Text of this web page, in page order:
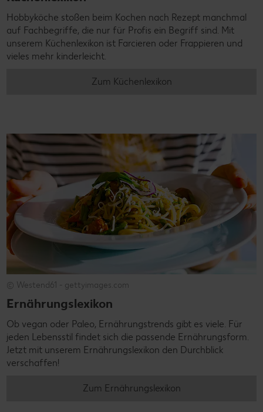
Hobbyköche stoßen beim Kochen nach Rezept manchmal
auf Fachbegriffe, die nur für Profis ein Begriff sind. Mit
unserem Küchenlexikon ist Farcieren oder Frappieren und
vieles mehr kinderleicht.
Zum Küchenlexikon
© Westend61 - gettyimages.com
Ernährungslexikon
Ob vegan oder Paleo, Ernährungstrends gibt es viele. Für
jeden Lebensstil findet sich die passende Ernährungsform.
Jetzt mit unserem Ernährungslexikon den Durchblick
verschaffen!
Zum Ernährungslexikon